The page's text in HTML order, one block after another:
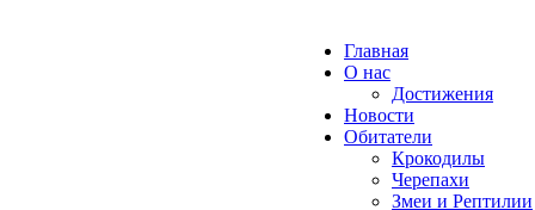
Главная
О нас
Достижения
Новости
Обитатели
Крокодилы
Черепахи
Змеи и Рептилии